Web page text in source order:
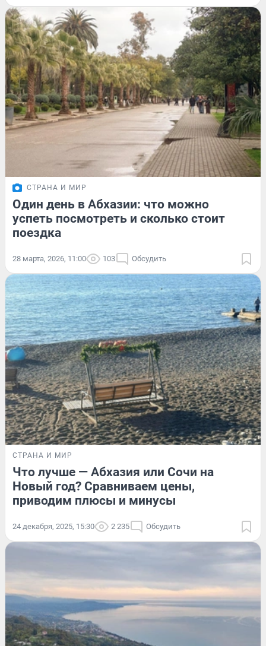
СТРАНА И МИР
Один день в Абхазии: что можно
успеть посмотреть и сколько стоит
поездка
28 марта, 2026, 11:00 103 Обсудить
СТРАНА И МИР
Что лучше — Абхазия или Сочи на
Новый год? Сравниваем цены,
приводим плюсы и минусы
24 декабря, 2025, 15:30 2 235 Обсудить